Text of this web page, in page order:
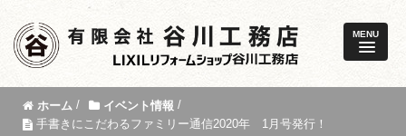
MENU
ホーム / イベント情報 /
手書きにこだわるファミリー通信2020年 1月号発行！